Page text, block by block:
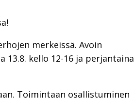
merkeissä. Avoin
kello 12-16 ja perjantaina
Toimintaan osallistuminen